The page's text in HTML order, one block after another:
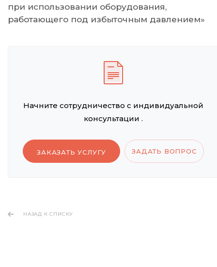
при использовании оборудования,
работающего под избыточным давлением»
Начните сотрудничество с индивидуальной
консультации .
ЗАКАЗАТЬ УСЛУГУ ЗАДАТЬ ВОПРОС
НАЗАД К СПИСКУ